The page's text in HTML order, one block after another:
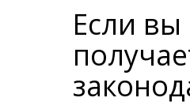
Если вы